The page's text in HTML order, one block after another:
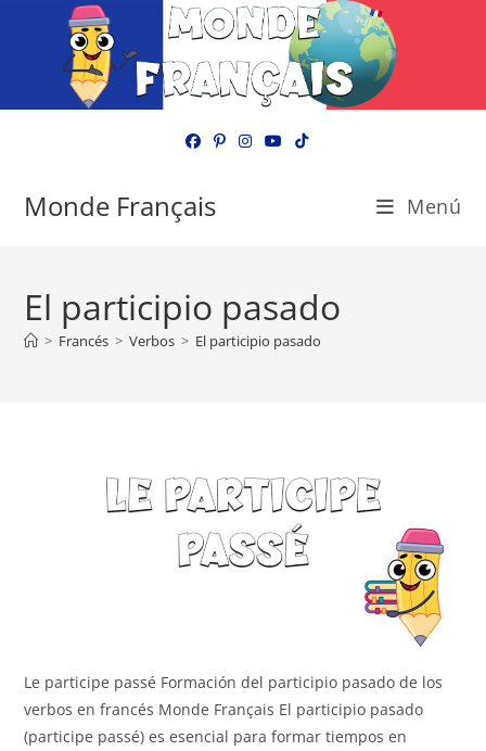
Monde Français Menú
El participio pasado
> Francés > Verbos > El participio pasado
Le participe passé Formación del participio pasado de los
verbos en francés Monde Français El participio pasado
(participe passé) es esencial para formar tiempos en